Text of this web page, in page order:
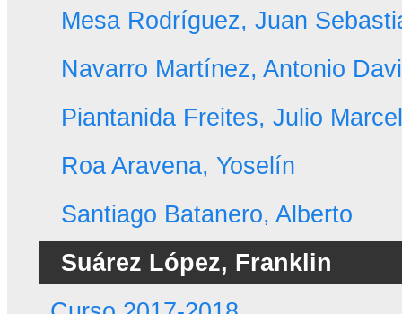
Mesa Rodríguez, Juan
Navarro Martínez, Antonio
Piantanida Freites, Julio
Roa Aravena, Yoselín
Santiago Batanero, Alberto
Suárez López, Franklin